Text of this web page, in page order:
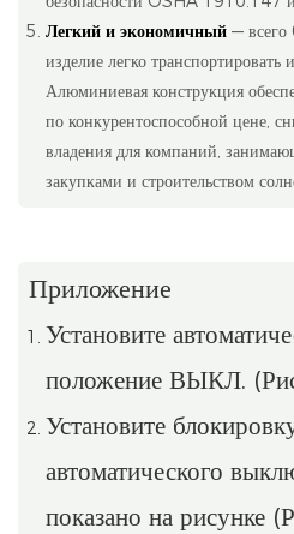
Легкий и экономичный— всего
изделие легко транспортировать
Алюминиевая конструкция
по конкурентоспособной цене,
владения для компаний,
закупками и строительством
Приложение
Установите
положение ВЫКЛ.
Установите
автоматического
показано на рисунке